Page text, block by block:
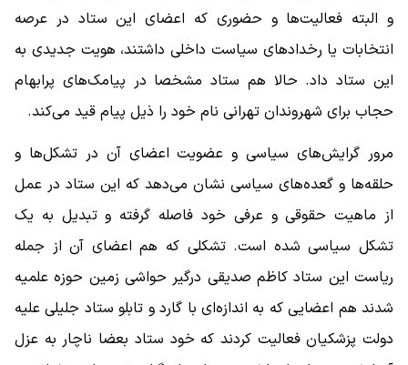
و البته فعالیت‌ها و حضوری که اعضای این ستاد در عرصه
انتخابات یا رخدادهای سیاست داخلی داشتند، هویت جدیدی به
این ستاد داد. حالا هم ستاد مشخصا در پیامک‌های پرابهام
حجاب برای شهروندان تهرانی نام خود را ذیل پیام قید می‌کند.
مرور گرایش‌های سیاسی و عضویت اعضای آن در تشکل‌ها و
حلقه‌ها و گعده‌های سیاسی نشان می‌دهد که این ستاد در عمل
از ماهیت حقوقی و عرفی خود فاصله گرفته و تبدیل به یک
تشکل سیاسی شده است. تشکلی که هم اعضای آن از جمله
ریاست این ستاد کاظم صدیقی درگیر حواشی زمین حوزه علمیه
شدند هم اعضایی که به اندازه‌ای با گارد و تابلو ستاد جلیلی علیه
دولت پزشکیان فعالیت کردند که خود ستاد بعضا ناچار به عزل